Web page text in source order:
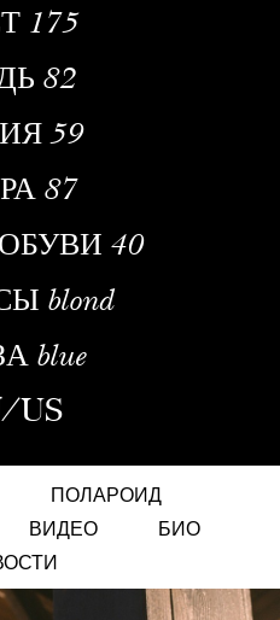
175
82
59
87
40
blond
blue
/US
ПОЛАРОИД
ВИДЕО
БИО